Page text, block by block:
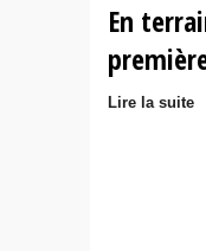
En
Lire la suite